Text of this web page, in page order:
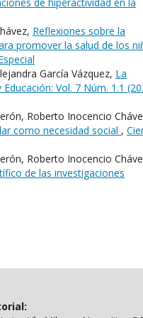
Reflexiones sobre la
promover la salud de los
García Vázquez, La
Educación: Vol. 7 Núm. 1.1
Roberto Inocencio
como necesidad social ,
Roberto Inocencio
de las investigaciones